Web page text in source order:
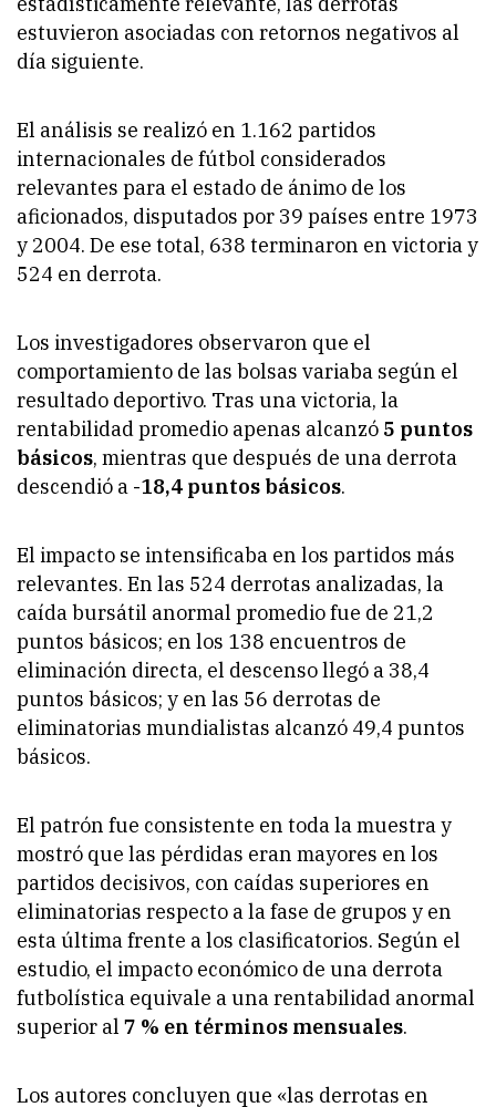
estuvieron asociadas con retornos negativos al
día siguiente.
El análisis se realizó en 1.162 partidos
internacionales de fútbol considerados
relevantes para el estado de ánimo de los
aficionados, disputados por 39 países entre 1973
y 2004. De ese total, 638 terminaron en victoria y
524 en derrota.
Los investigadores observaron que el
comportamiento de las bolsas variaba según el
resultado deportivo. Tras una victoria, la
rentabilidad promedio apenas alcanzó 5 puntos
básicos, mientras que después de una derrota
descendió a -18,4 puntos básicos.
El impacto se intensificaba en los partidos más
relevantes. En las 524 derrotas analizadas, la
caída bursátil anormal promedio fue de 21,2
puntos básicos; en los 138 encuentros de
eliminación directa, el descenso llegó a 38,4
puntos básicos; y en las 56 derrotas de
eliminatorias mundialistas alcanzó 49,4 puntos
básicos.
El patrón fue consistente en toda la muestra y
mostró que las pérdidas eran mayores en los
partidos decisivos, con caídas superiores en
eliminatorias respecto a la fase de grupos y en
esta última frente a los clasificatorios. Según el
estudio, el impacto económico de una derrota
futbolística equivale a una rentabilidad anormal
superior al 7 % en términos mensuales.
Los autores concluyen que «las derrotas en